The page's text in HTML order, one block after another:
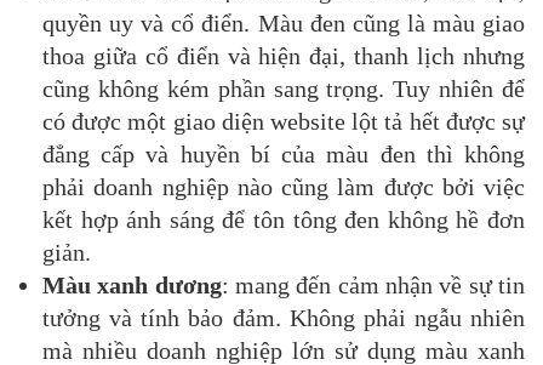
quyền uy và cổ điển. Màu đen cũng là màu giao
thoa giữa cổ điển và hiện đại, thanh lịch nhưng
cũng không kém phần sang trọng. Tuy nhiên để
có được một giao diện website lột tả hết được sự
đẳng cấp và huyền bí của màu đen thì không
phải doanh nghiệp nào cũng làm được bởi việc
kết hợp ánh sáng để tôn tông đen không hề đơn
giản.
Màu xanh dương: mang đến cảm nhận về sự tin
tưởng và tính bảo đảm. Không phải ngẫu nhiên
mà nhiều doanh nghiệp lớn sử dụng màu xanh